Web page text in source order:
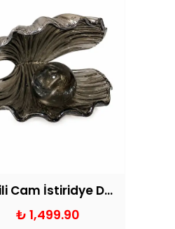
İncili Cam İstiridye Dekor Obje Füme
₺ 1,499.90